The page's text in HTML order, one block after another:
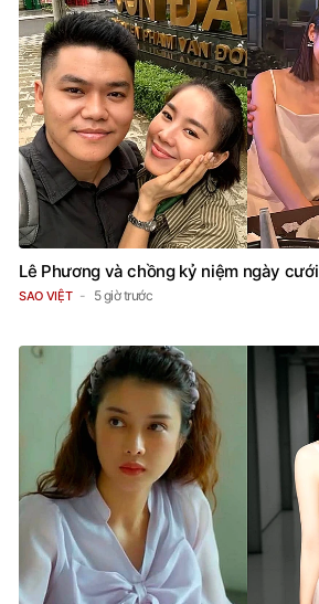
Lê Phương và chồng kỷ niệm ngày cưới
SAO VIỆT 5 giờ trước